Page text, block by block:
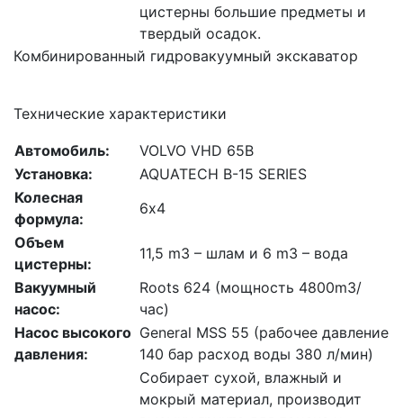
цистерны большие предметы и
твердый осадок.
Комбинированный гидровакуумный экскаватор
Технические характеристики
Автомобиль:
VOLVO VHD 65B
Установка:
AQUATECH B-15 SERIES
Колесная
формула:
6х4
Объем
цистерны:
11,5 m3 – шлам и 6 m3 – вода
Вакуумный
насос:
Roots 624 (мощность 4800m3/
час)
Насос высокого
давления:
General MSS 55 (рабочее давление
140 бар расход воды 380 л/мин)
Собирает сухой, влажный и
мокрый материал, производит